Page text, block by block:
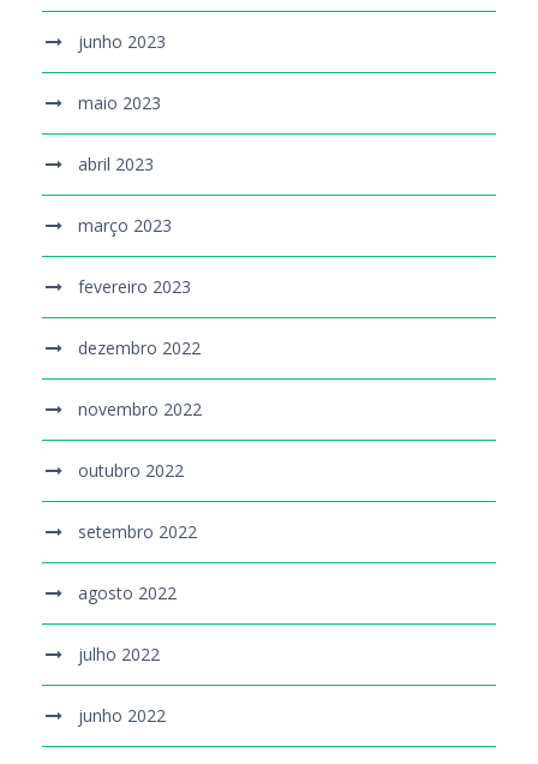
junho 2023
maio 2023
abril 2023
março 2023
fevereiro 2023
dezembro 2022
novembro 2022
outubro 2022
setembro 2022
agosto 2022
julho 2022
junho 2022